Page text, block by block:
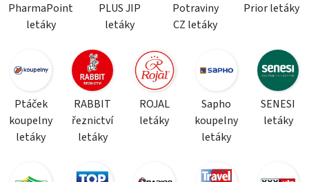
PharmaPoint
letáky
PLUS JIP
letáky
Potraviny
CZ letáky
Prior letáky
Ptáček
koupelny
letáky
RABBIT
řeznictví
letáky
ROJAL
letáky
Sapho
koupelny
letáky
SENESI
letáky